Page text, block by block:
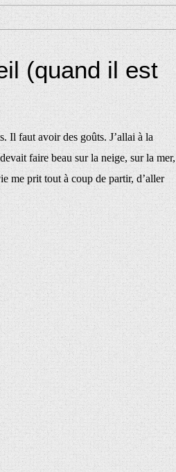
(quand il est
Il faut avoir des goûts. J’allai à la
faire beau sur la neige, sur la mer,
me prit tout à coup de partir, d’aller